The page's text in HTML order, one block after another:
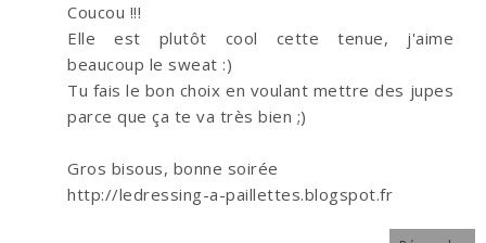
Coucou !!!
Elle est plutôt cool cette tenue, j'aime
beaucoup le sweat :)
Tu fais le bon choix en voulant mettre des jupes
parce que ça te va très bien ;)
Gros bisous, bonne soirée
http://ledressing-a-paillettes.blogspot.fr